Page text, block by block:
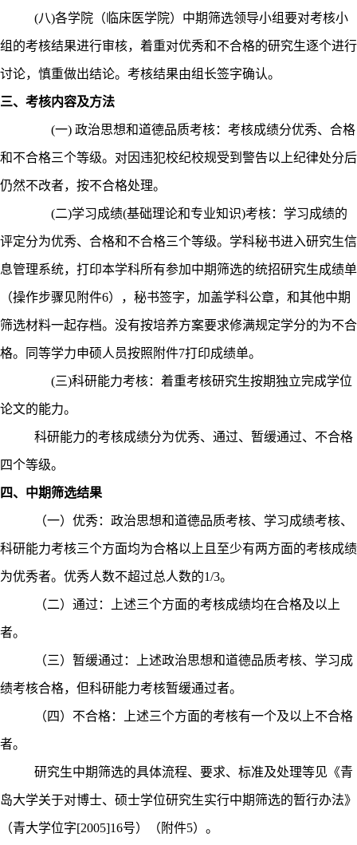
(八)各学院（临床医学院）中期筛选领导小组要对考核小
组的考核结果进行审核，着重对优秀和不合格的研究生逐个进行
讨论，慎重做出结论。考核结果由组长签字确认。
三、考核内容及方法
(一) 政治思想和道德品质考核：考核成绩分优秀、合格
和不合格三个等级。对因违犯校纪校规受到警告以上纪律处分后
仍然不改者，按不合格处理。
(二)学习成绩(基础理论和专业知识)考核：学习成绩的
评定分为优秀、合格和不合格三个等级。学科秘书进入研究生信
息管理系统，打印本学科所有参加中期筛选的统招研究生成绩单
（操作步骤见附件6），秘书签字，加盖学科公章，和其他中期
筛选材料一起存档。没有按培养方案要求修满规定学分的为不合
格。同等学力申硕人员按照附件7打印成绩单。
(三)科研能力考核：着重考核研究生按期独立完成学位
论文的能力。
科研能力的考核成绩分为优秀、通过、暂缓通过、不合格
四个等级。
四、中期筛选结果
（一）优秀：政治思想和道德品质考核、学习成绩考核、
科研能力考核三个方面均为合格以上且至少有两方面的考核成绩
为优秀者。优秀人数不超过总人数的1/3。
（二）通过：上述三个方面的考核成绩均在合格及以上
者。
（三）暂缓通过：上述政治思想和道德品质考核、学习成
绩考核合格，但科研能力考核暂缓通过者。
（四）不合格：上述三个方面的考核有一个及以上不合格
者。
研究生中期筛选的具体流程、要求、标准及处理等见《青
岛大学关于对博士、硕士学位研究生实行中期筛选的暂行办法》
（青大学位字[2005]16号）（附件5）。